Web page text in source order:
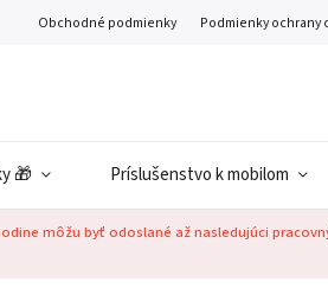
Obchodné podmienky Podmienky ochrany
🎁 Príslušenstvo k mobilom
môžu byť odoslané až nasledujúci